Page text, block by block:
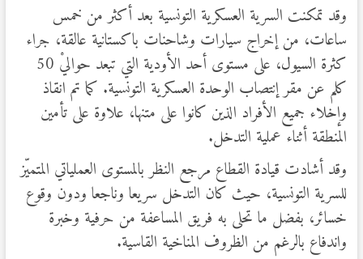
وقد تمكنت السرية العسكرية التونسية بعد أكثر من خمس
ساعات، من إخراج سيارات وشاحنات باكستانية عالقة، جراء
كثرة السيول، على مستوى أحد الأودية التي تبعد حواليْ 50
كلم عن مقر إنتصاب الوحدة العسكرية التونسية. كما تم انقاذ
وإخلاء جميع الأفراد الذين كانوا على متنها، علاوة على تأمين
المنطقة أثناء عملية التدخل.
وقد أشادت قيادة القطاع مرجع النظر بالمستوى العملياتي المتميّز
للسرية التونسية، حيث كان التدخل سريعا وناجعا ودون وقوع
خسائر، بفضل ما تحلى به فريق المساعفة من حرفية وخبرة
واندفاع بالرغم من الظروف المناخية القاسية.